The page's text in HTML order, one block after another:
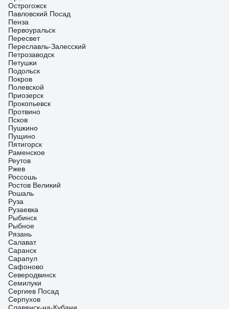
Острогожск
Павловский Посад
Пенза
Первоуральск
Пересвет
Переславль-Залесский
Петрозаводск
Петушки
Подольск
Покров
Полевской
Приозерск
Прокопьевск
Протвино
Псков
Пушкино
Пущино
Пятигорск
Раменское
Реутов
Ржев
Россошь
Ростов Великий
Рошаль
Руза
Рузаевка
Рыбинск
Рыбное
Рязань
Салават
Саранск
Сарапул
Сафоново
Северодвинск
Семилуки
Сергиев Посад
Серпухов